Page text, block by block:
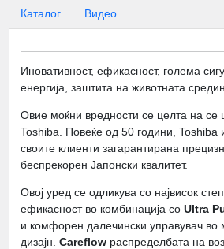
Каталог Видео
Иновативност, ефикасност, голема
енергија, заштита на животната
Овие моќни вредности се целта на се
Toshiba. Повеќе од 50 години, Toshiba
своите клиенти загарантирана
беспрекорен Јапонски квалитет.
Овој уред се одликува со највисок
ефикасност во комбинација со Ultra
и комфорен далечински управувач во
дизајн. Careflowраспределбата на